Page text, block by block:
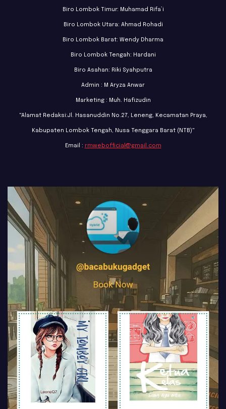
Biro Lombok Timur: Muhamad Rifa’i
Biro Lombok Utara: Ahmad Rohadi
Biro Lombok Barat: Wendy Dharma
Biro Lombok Tengah: Hardani
Biro Asahan: Riki Syahputra
Admin : M Aryza Anwar
Marketing : Muh. Hafizudin
"Alamat Redaksi:Jl. Hasanuddin No.27, Leneng, Kecamatan Praya,
Kabupaten Lombok Tengah, Nusa Tenggara Barat (NTB)"
Email : rmwebofficial@gmail.com